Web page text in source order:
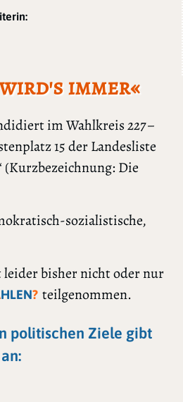
immer«
im Wahlkreis227 –
15 der Landesliste
(Kurzbezeichnung: Die
sozialistische,
leider bisher nicht oder nur
HLEN? teilgenommen.
politischen Ziele gibt